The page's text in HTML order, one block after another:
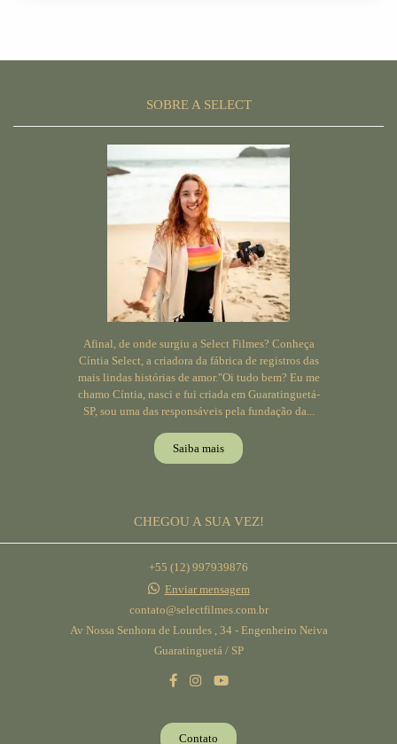
SOBRE A SELECT
Afinal, de onde surgiu a Select Filmes? Conheça
Cíntia Select, a criadora da fábrica de registros das
mais lindas histórias de amor."Oi tudo bem? Eu me
chamo Cíntia, nasci e fui criada em Guaratinguetá-
SP, sou uma das responsáveis pela fundação da...
Saiba mais
CHEGOU A SUA VEZ!
+55 (12) 997939876
Enviar mensagem
contato@selectfilmes.com.br
Av Nossa Senhora de Lourdes , 34 - Engenheiro Neiva
Guaratinguetá / SP
Contato